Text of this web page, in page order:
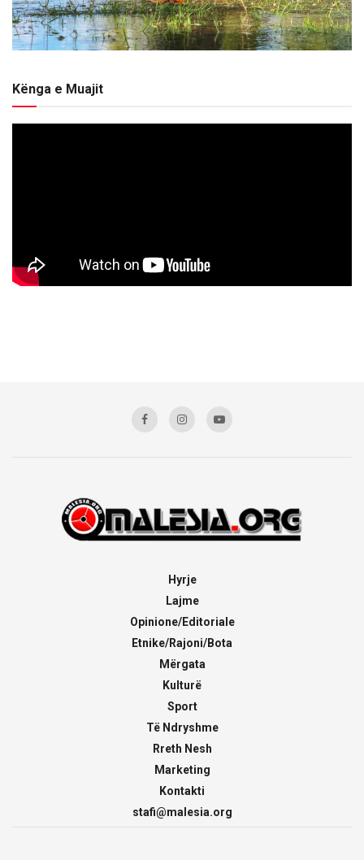
Kënga e Muajit
Hyrje
Lajme
Opinione/Editoriale
Etnike/Rajoni/Bota
Mërgata
Kulturë
Sport
Të Ndryshme
Rreth Nesh
Marketing
Kontakti
stafi@malesia.org